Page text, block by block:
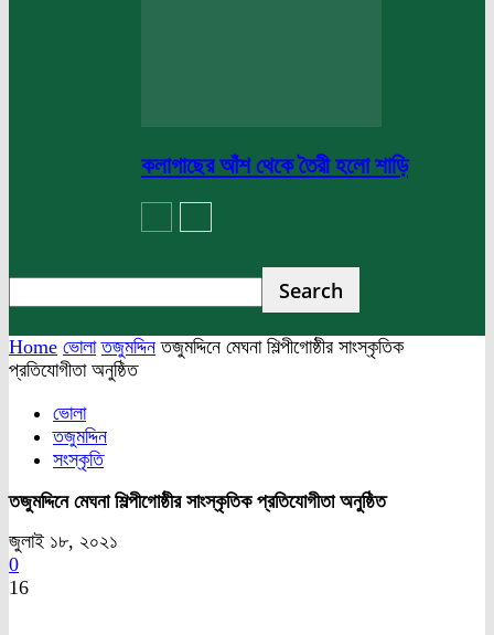
কলাগাছের আঁশ থেকে তৈরী হলো শাড়ি
Home ভোলা তজুমদ্দিন তজুমদ্দিনে মেঘনা শিল্পীগোষ্ঠীর সাংস্কৃতিক
প্রতিযোগীতা অনুষ্ঠিত
ভোলা
তজুমদ্দিন
সংস্কৃতি
তজুমদ্দিনে মেঘনা শিল্পীগোষ্ঠীর সাংস্কৃতিক প্রতিযোগীতা অনুষ্ঠিত
জুলাই ১৮, ২০২১
0
16